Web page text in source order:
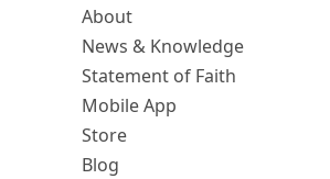
About
News & Knowledge
Statement of Faith
Mobile App
Store
Blog